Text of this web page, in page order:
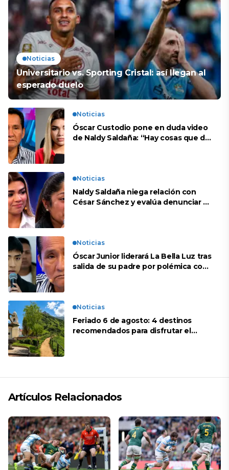
Noticias
Universitario vs. Sporting Cristal: así llegan al
esperado duelo
Noticias
Óscar Custodio pone en duda video
de Naldy Saldaña: “Hay cosas que de
Noticias
Naldy Saldaña niega relación con
César Sánchez y evalúa denunciar a
Noticias
Óscar Junior liderará La Bella Luz tras
salida de su padre por polémica con
Noticias
Feriado 6 de agosto: 4 destinos
recomendados para disfrutar el
Artículos Relacionados